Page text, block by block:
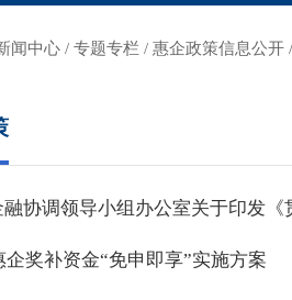
闻中心 / 专题专栏 / 惠企政策信息公开
奖补资金“免申即享”实施方案